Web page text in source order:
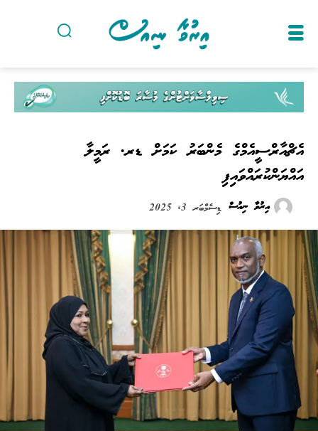
އެޗްއާރްސީއެމްގެ މެންބަރު ކަމަށް ޑރ. ރަމީލާ
އައްޔަންކުރައްވައިފި
އިރުވާ ނިއުސް ޑިސެމްބަރ 3, 2025